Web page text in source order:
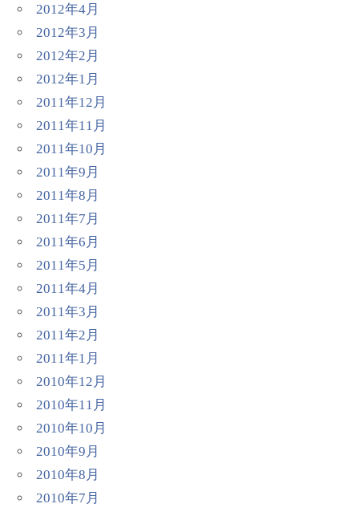
2012年4月
2012年3月
2012年2月
2012年1月
2011年12月
2011年11月
2011年10月
2011年9月
2011年8月
2011年7月
2011年6月
2011年5月
2011年4月
2011年3月
2011年2月
2011年1月
2010年12月
2010年11月
2010年10月
2010年9月
2010年8月
2010年7月